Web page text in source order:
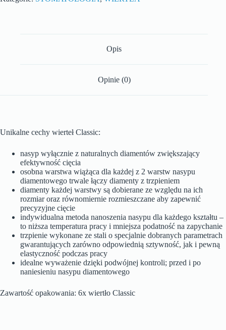
Opis
Opinie (0)
Unikalne cechy wierteł Classic:
nasyp wyłącznie z naturalnych diamentów zwiększający
efektywność cięcia
osobna warstwa wiążąca dla każdej z 2 warstw nasypu
diamentowego trwale łączy diamenty z trzpieniem
diamenty każdej warstwy są dobierane ze względu na ich
rozmiar oraz równomiernie rozmieszczane aby zapewnić
precyzyjne cięcie
indywidualna metoda nanoszenia nasypu dla każdego kształtu –
to niższa temperatura pracy i mniejsza podatność na zapychanie
trzpienie wykonane ze stali o specjalnie dobranych parametrach
gwarantujących zarówno odpowiednią sztywność, jak i pewną
elastyczność podczas pracy
idealne wyważenie dzięki podwójnej kontroli; przed i po
naniesieniu nasypu diamentowego
Zawartość opakowania: 6x wiertło Classic